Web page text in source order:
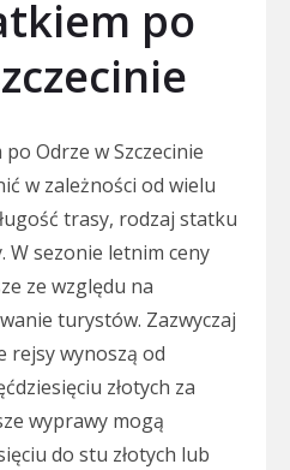
po
Odrze w Szczecinie
w zależności od wielu
trasy, rodzaj statku
W sezonie letnim ceny
ze względu na
turystów. Zazwyczaj
rejsy wynoszą od
złotych za
wyprawy mogą
do stu złotych lub